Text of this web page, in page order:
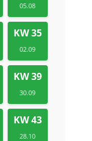
05.08
KW 35
02.09
KW 39
30.09
KW 43
28.10